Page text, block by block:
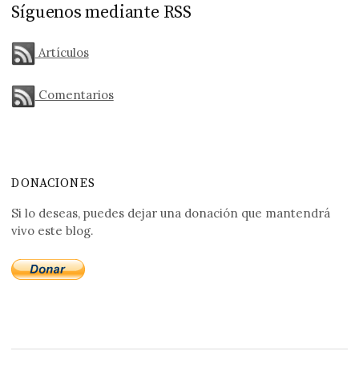
Síguenos mediante RSS
Artículos
Comentarios
DONACIONES
Si lo deseas, puedes dejar una donación que mantendrá
vivo este blog.